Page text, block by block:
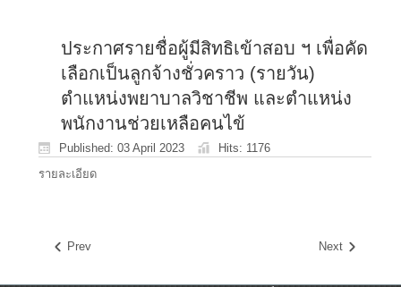
ประกาศรายชื่อผู้มีสิทธิเข้าสอบ ฯ เพื่อคัด
เลือกเป็นลูกจ้างชั่วคราว (รายวัน)
ตำแหน่งพยาบาลวิชาชีพ และตำแหน่ง
พนักงานช่วยเหลือคนไข้
Published: 03 April 2023
Hits: 1176
รายละเอียด
Prev Next